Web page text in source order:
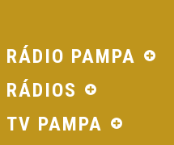
RÁDIO PAMPA
RÁDIOS
TV PAMPA